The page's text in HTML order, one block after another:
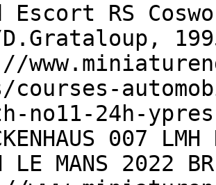
RS
D.Grataloup,
courses-
no11-24h-
007 LMH
LE MANS 2022